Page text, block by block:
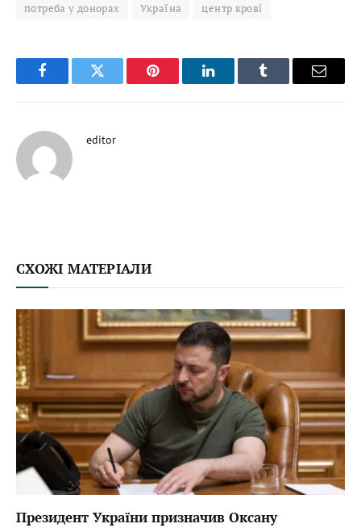
потреба у донорах
Україна центр крові
FacebookTwitter Pinterest LinkedInTumblr Email
editor
СХОЖІ МАТЕРІАЛИ
Президент України призначив Оксану